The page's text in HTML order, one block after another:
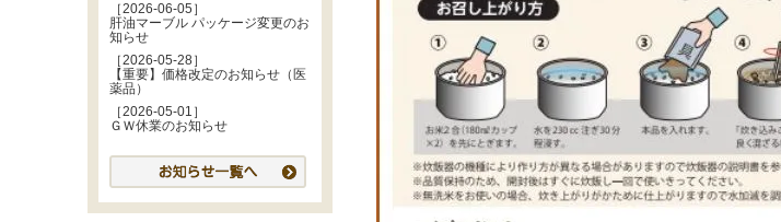
［2026-06-05］
肝油マーブル パッケージ変更のお
知らせ
［2026-05-28］
【重要】価格改定のお知らせ（医
薬品）
［2026-05-01］
ＧＷ休業のお知らせ